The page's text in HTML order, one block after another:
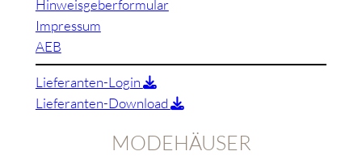
Hinweisgeberformular
Impressum
AEB
Lieferanten-Login
Lieferanten-Download
MODEHÄUSER